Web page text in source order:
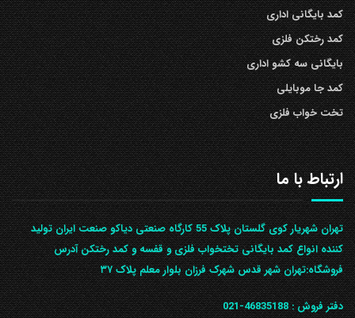
کمد بایگانی اداری
کمد رختکن فلزی
بایگانی سه کشو اداری
کمد جا موبایلی
تخت خواب فلزی
ارتباط با ما
تهران شهریار کوی گلستان پلاک 55 کارگاه صنعتی دیاکو صنعت ایران تولید
کننده انواع کمد بایگانی تختخواب فلزی و قفسه و کمد رختکن آدرس
ف‍روشگاه:تهران شهر قدس شهرک فرزان بلوار معلم پلاک ۳۷
دفتر فروش :46835188-021